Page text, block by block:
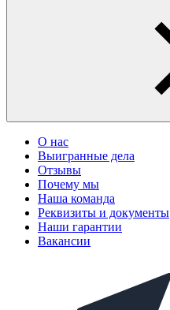
О нас
Выигранные дела
Отзывы
Почему мы
Наша команда
Реквизиты и документы
Наши гарантии
Вакансии